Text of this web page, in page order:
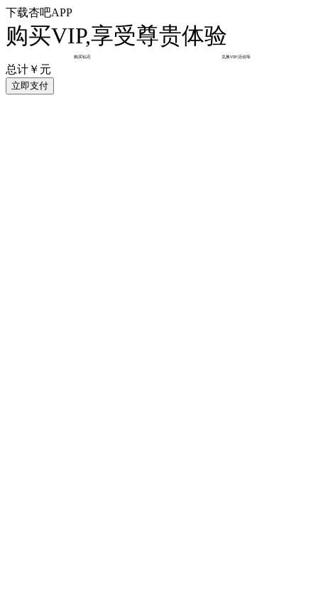
下载杏吧APP
购买VIP,享受尊贵体验
购买钻石 兑换VIP/活动等
总计￥ 元
立即支付